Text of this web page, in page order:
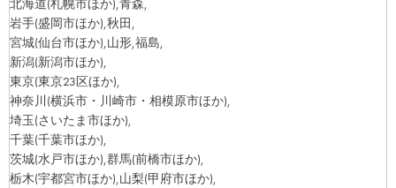
北海道(札幌市ほか),青森,
岩手(盛岡市ほか),秋田,
宮城(仙台市ほか),山形,福島,
新潟(新潟市ほか),
東京(東京23区ほか),
神奈川(横浜市・川崎市・相模原市ほか),
埼玉(さいたま市ほか),
千葉(千葉市ほか),
茨城(水戸市ほか),群馬(前橋市ほか),
栃木(宇都宮市ほか),山梨(甲府市ほか),